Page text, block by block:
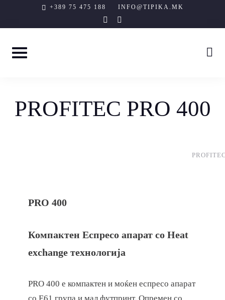
+389 75 475 188 INFO@TIPIKA.MK
instagram
f
PROFITEC PRO 400
PRO 400
Компактен Еспресо апарат со Heat
exchange технологија
PRO 400 е компактен и моќен еспресо апарат